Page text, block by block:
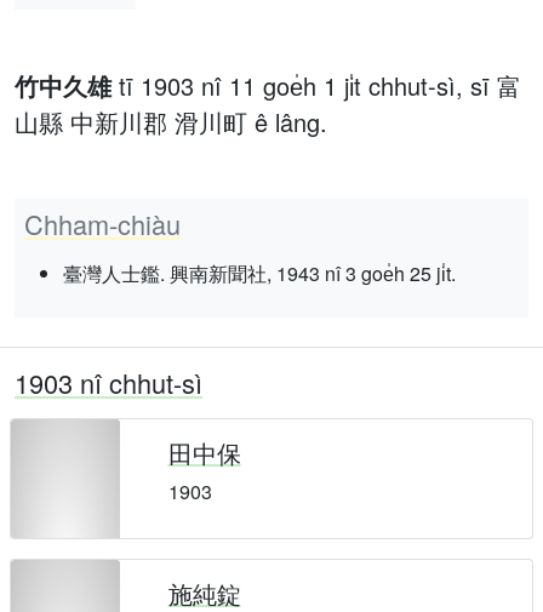
竹中久雄tī 1903 nî 11 goe̍h 1 ji̍t chhut-sì, sī 富
山縣 中新川郡 滑川町 ê lâng.
Chham-chiàu
臺灣人士鑑. 興南新聞社, 1943 nî 3 goe̍h 25 ji̍t.
1903 nî chhut-sì
田中保
1903
施純錠